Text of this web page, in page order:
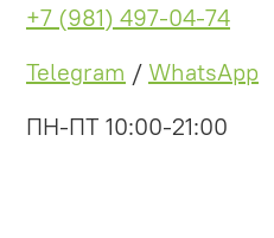
+7 (981) 497-04-74
Telegram / WhatsApp
ПН-ПТ 10:00-21:00